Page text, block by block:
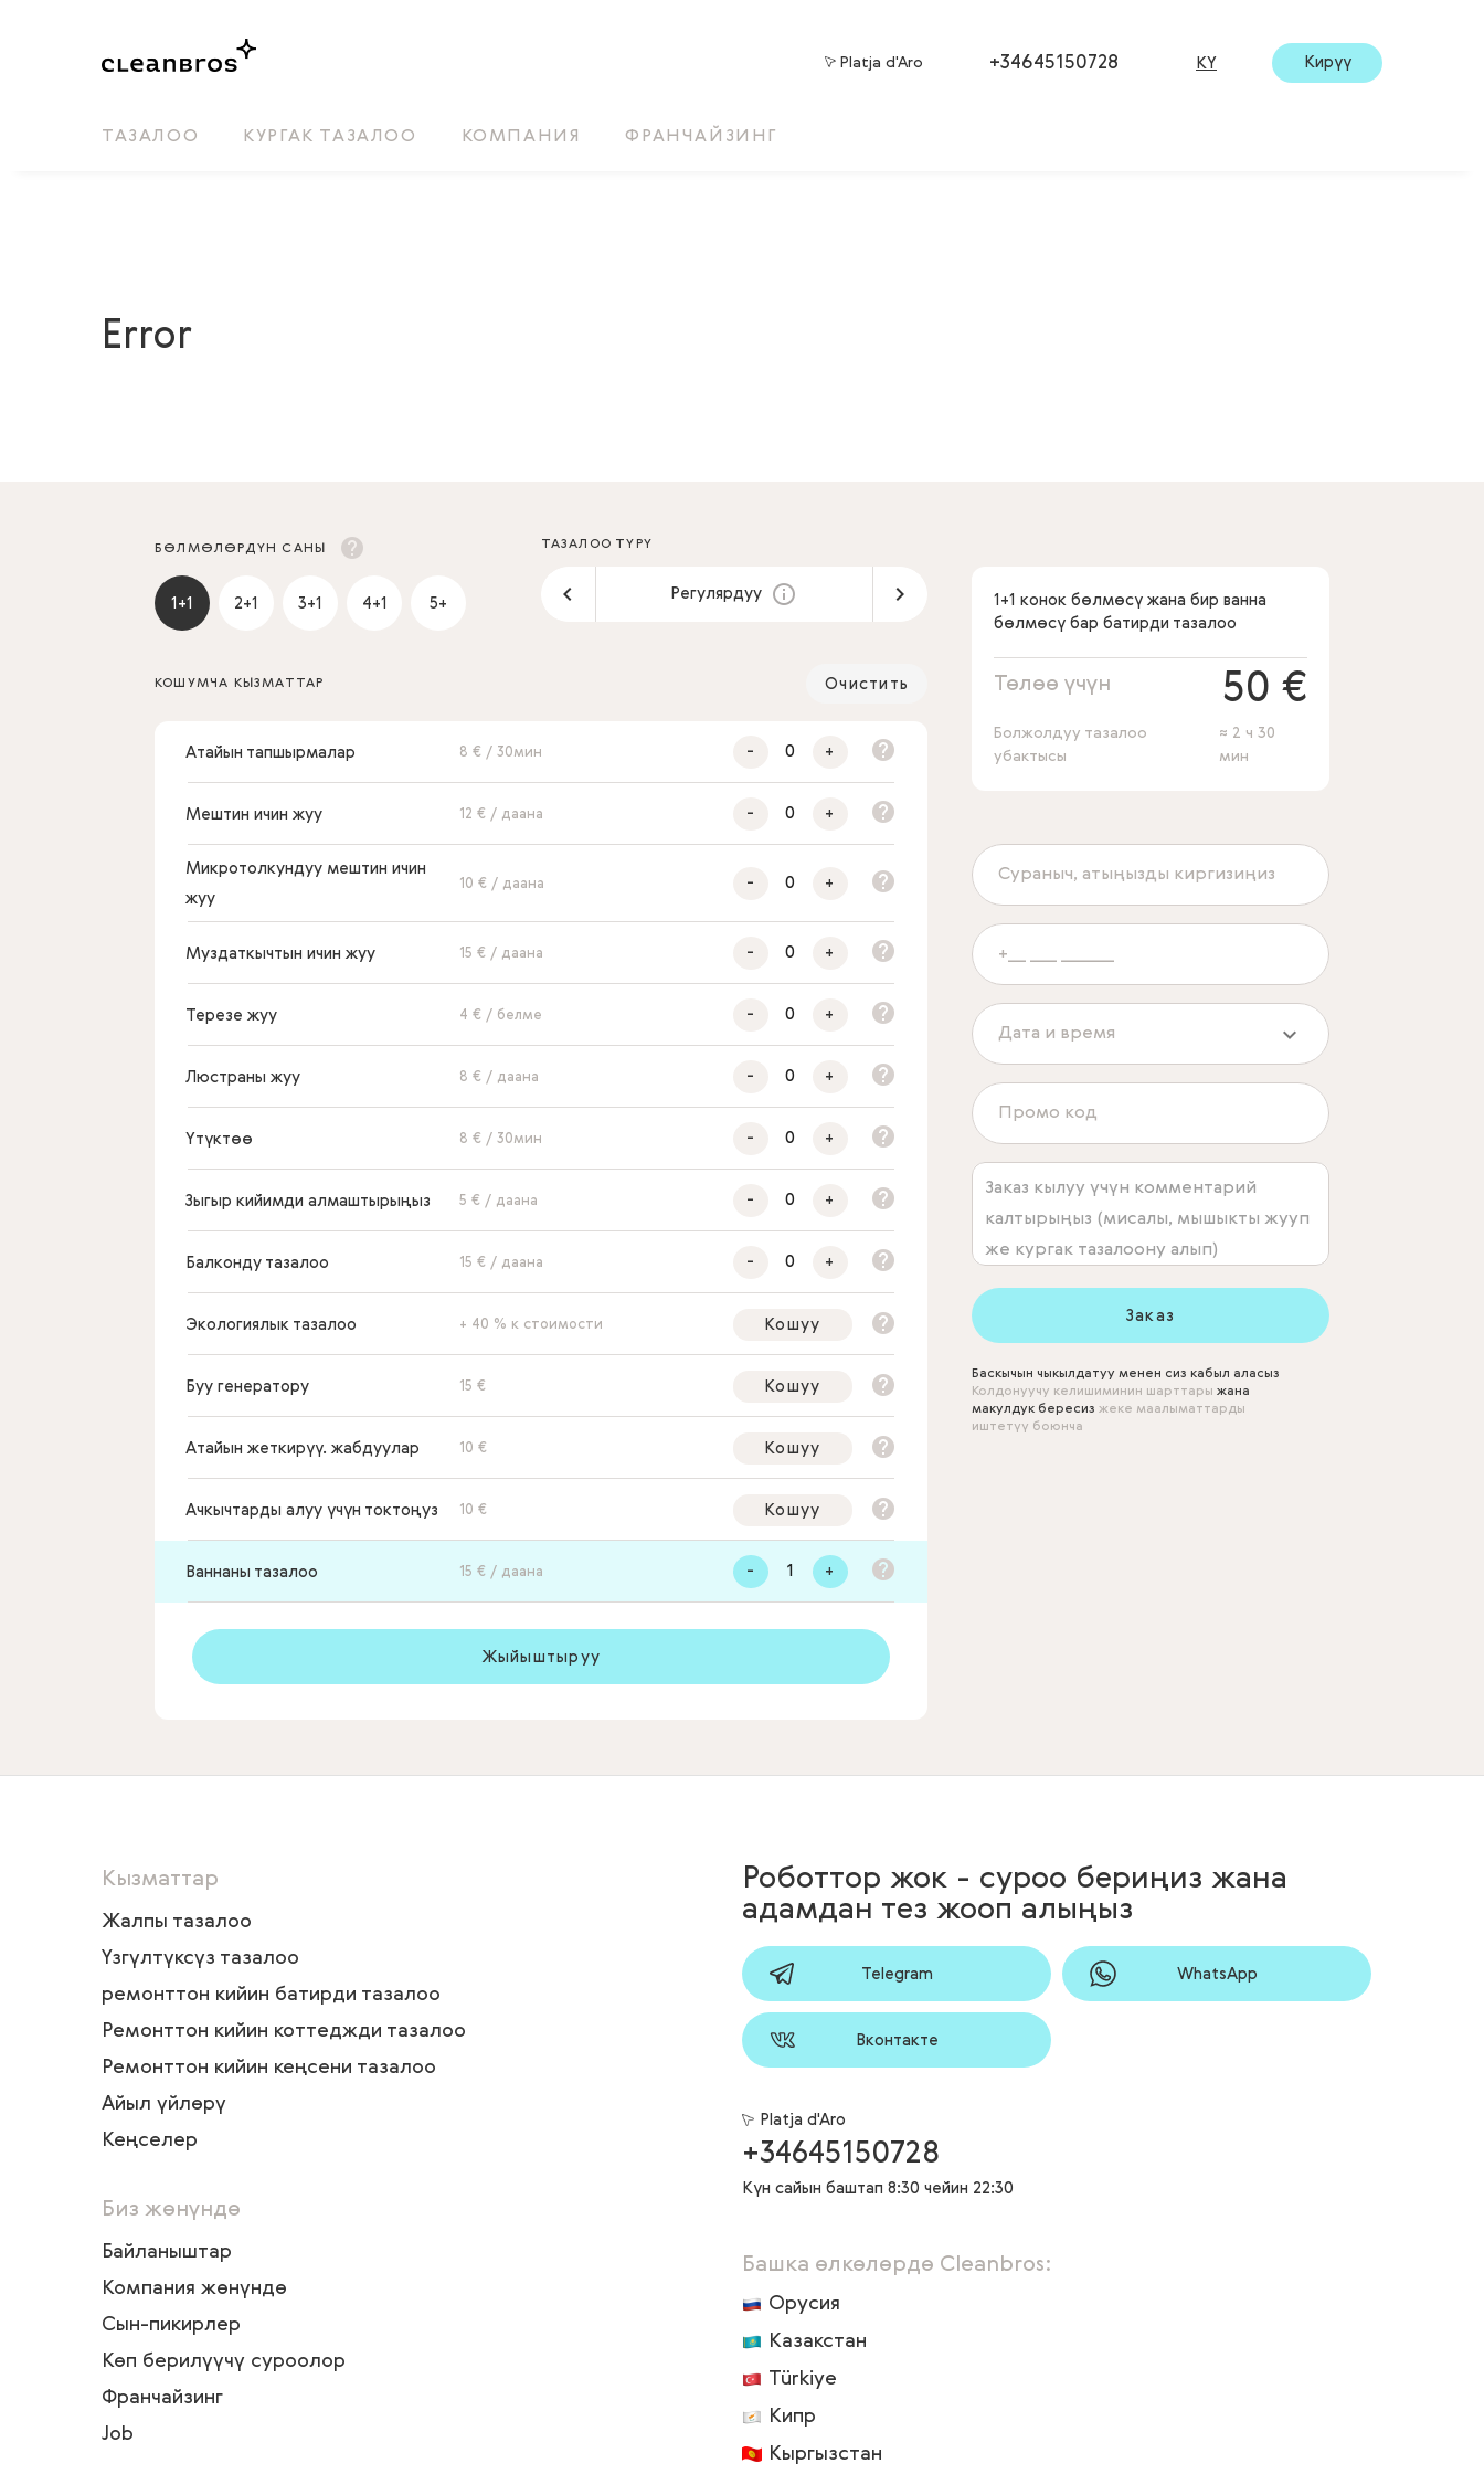
Platja d'Aro +34645150728 KY Кирүү
ТАЗАЛОО КУРГАК ТАЗАЛОО КОМПАНИЯ ФРАНЧАЙЗИНГ
Error
БӨЛМӨЛӨРДҮН САНЫ
1+1 2+1 3+1 4+1 5+
ТАЗАЛОО ТҮРҮ
Регулярдуу
КОШУМЧА КЫЗМАТТАР Очистить
Атайын тапшырмалар 8 € / 30мин - +
Мештин ичин жуу 12 € / даана - +
Микротолкундуу мештин ичин
жуу
10 € / даана - +
Муздаткычтын ичин жуу 15 € / даана - +
Терезе жуу 4 € / белме - +
Люстраны жуу 8 € / даана - +
Үтүктөө 8 € / 30мин - +
Зыгыр кийимди алмаштырыңыз 5 € / даана - +
Балконду тазалоо 15 € / даана - +
Экологиялык тазалоо + 40 % к стоимости Кошуу
Буу генератору 15 € Кошуу
Атайын жеткирүү. жабдуулар 10 € Кошуу
Ачкычтарды алуу үчүн токтоңуз 10 € Кошуу
Ваннаны тазалоо 15 € / даана - +
Жыйыштыруу
1+1 конок бөлмөсү жана бир ванна
бөлмөсү бар батирди тазалоо
Төлөө үчүн 50 €
Болжолдуу тазалоо
убактысы
≈ 2 ч 30
мин
Заказ
Баскычын чыкылдатуу менен сиз кабыл аласыз
Колдонуучу келишиминин шарттары жана
макулдук бересиз жеке маалыматтарды
иштетүү боюнча
Кызматтар
Жалпы тазалоо
Үзгүлтүксүз тазалоо
ремонттон кийин батирди тазалоо
Ремонттон кийин коттеджди тазалоо
Ремонттон кийин кеңсени тазалоо
Айыл үйлөрү
Кеңселер
Биз жөнүндө
Байланыштар
Компания жөнүндө
Сын-пикирлер
Көп берилүүчү суроолор
Франчайзинг
Job
Роботтор жок - суроо бериңиз жана
адамдан тез жооп алыңыз
Telegram WhatsApp
Вконтакте
Platja d'Aro
+34645150728
Күн сайын баштап 8:30 чейин 22:30
Башка өлкөлөрдө Cleanbros:
Орусия
Казакстан
Türkiye
Кипр
Кыргызстан